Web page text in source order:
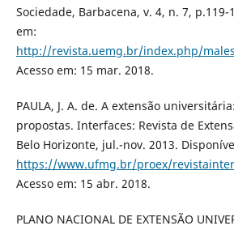
Sociedade, Barbacena, v. 4, n. 7,
em:
http://revista.uemg.br/index.php/
Acesso em: 15 mar. 2018.
PAULA, J. A. de. A extensão
propostas. Interfaces: Revista de
Belo Horizonte, jul.-nov. 2013.
https://www.ufmg.br/proex/
Acesso em: 15 abr. 2018.
PLANO NACIONAL DE EXTENSÃO